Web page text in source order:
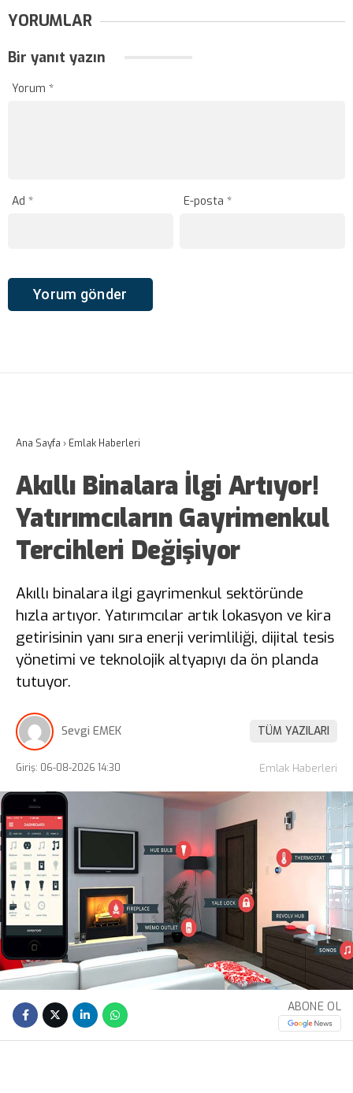
YORUMLAR
Bir yanıt yazın
Yorum *
Ad * E-posta*
Ana Sayfa › Emlak Haberleri
Akıllı Binalara İlgi Artıyor!
Yatırımcıların Gayrimenkul
Tercihleri Değişiyor
Akıllı binalara ilgi gayrimenkul sektöründe
hızla artıyor. Yatırımcılar artık lokasyon ve kira
getirisinin yanı sıra enerji verimliliği, dijital tesis
yönetimi ve teknolojik altyapıyı da ön planda
tutuyor.
Sevgi EMEK TÜM YAZILARI
Giriş: 06-08-2026 14:30 Emlak Haberleri
ABONE OL